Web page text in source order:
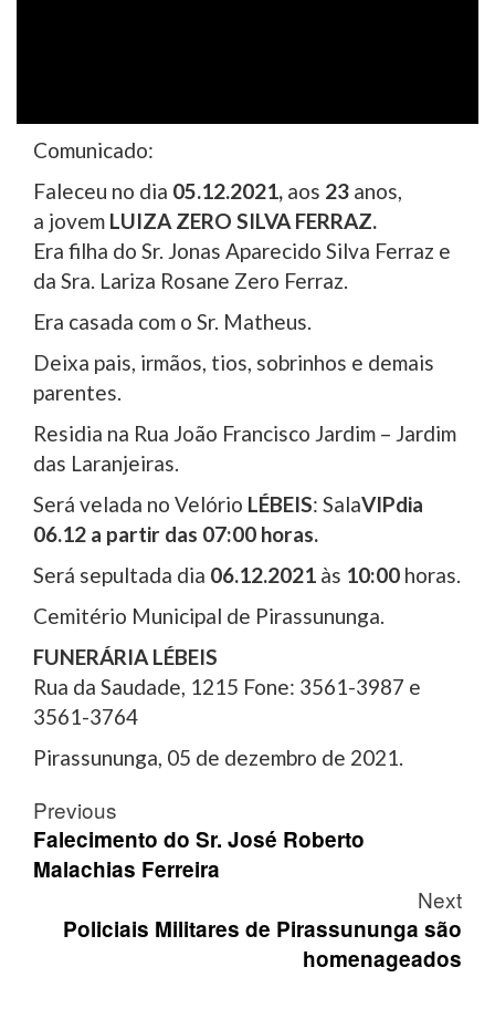
Comunicado:
Faleceu no dia 05.12.2021, aos 23 anos,
a jovem LUIZA ZERO SILVA FERRAZ.
Era filha do Sr. Jonas Aparecido Silva Ferraz e
da Sra. Lariza Rosane Zero Ferraz.
Era casada com o Sr. Matheus.
Deixa pais, irmãos, tios, sobrinhos e demais
parentes.
Residia na Rua João Francisco Jardim – Jardim
das Laranjeiras.
Será velada no Velório LÉBEIS: SalaVIPdia
06.12 a partir das 07:00 horas.
Será sepultada dia 06.12.2021 às 10:00 horas.
Cemitério Municipal de Pirassununga.
FUNERÁRIA LÉBEIS
Rua da Saudade, 1215 Fone: 3561-3987 e
3561-3764
Pirassununga, 05 de dezembro de 2021.
Post
navigation
Previous
Falecimento do Sr. José Roberto
Malachias Ferreira
Next
Policiais Militares de Pirassununga são
homenageados